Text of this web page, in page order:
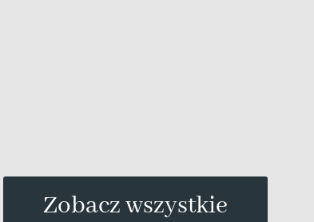
Zobacz wszystkie